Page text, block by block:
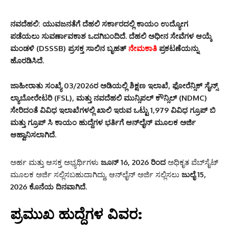
ನವದೆಹಲಿ: ಯುವಜನತೆಗೆ ದೆಹಲಿ ಸರ್ಕಾರದಲ್ಲಿ ಕಾಯಂ ಉದ್ಯೋಗ
ಪಡೆಯಲು ಸುವರ್ಣಾವಕಾಶ ಒದಗಿಬಂದಿದೆ. ದೆಹಲಿ ಅಧೀನ ಸೇವೆಗಳ ಆಯ್ಕೆ
ಮಂಡಳಿ (DSSSB) ಪ್ರಸಕ್ತ ಸಾಲಿನ ಬೃಹತ್ನೇಮಕಾತಿ ಪ್ರಕಟಣೆಯನ್ನು
ಹೊರಡಿಸಿದೆ.
ಜಾಹೀರಾತು ಸಂಖ್ಯೆ 03/2026ರ ಅಡಿಯಲ್ಲಿ ಶಿಕ್ಷಣ ಇಲಾಖೆ, ಫೋರೆನ್ಸಿಕ್ ಸೈನ್ಸ್
ಲ್ಯಾಬೋರೇಟರಿ (FSL), ಮತ್ತು ನವದೆಹಲಿ ಮುನ್ಸಿಪಲ್ ಕೌನ್ಸಿಲ್ (NDMC)
ಸೇರಿದಂತೆ ವಿವಿಧ ಇಲಾಖೆಗಳಲ್ಲಿ ಖಾಲಿ ಇರುವ ಒಟ್ಟು 1,979 ವಿವಿಧ ಗ್ರೂಪ್ ಬಿ
ಮತ್ತು ಗ್ರೂಪ್ ಸಿ ಕಾಯಂ ಹುದ್ದೆಗಳ ಭರ್ತಿಗೆ ಆನ್‌ಲೈನ್ ಮೂಲಕ ಅರ್ಜಿ
ಆಹ್ವಾನಿಸಲಾಗಿದೆ.
ಅರ್ಹ ಮತ್ತು ಆಸಕ್ತ ಅಭ್ಯರ್ಥಿಗಳು ಜೂನ್ 16, 2026 ರಿಂದ ಅಧಿಕೃತ ವೆಬ್‌ಸೈಟ್
ಮೂಲಕ ಅರ್ಜಿ ಸಲ್ಲಿಸಬಹುದಾಗಿದ್ದು, ಆನ್‌ಲೈನ್ ಅರ್ಜಿ ಸಲ್ಲಿಸಲು ಜುಲೈ 15,
2026 ಕೊನೆಯ ದಿನವಾಗಿದೆ.
ಪ್ರಮುಖ ಹುದ್ದೆಗಳ ವಿವರ: